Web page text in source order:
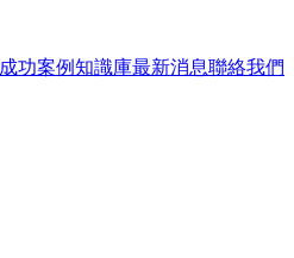
成功案例知識庫最新消息聯絡我們